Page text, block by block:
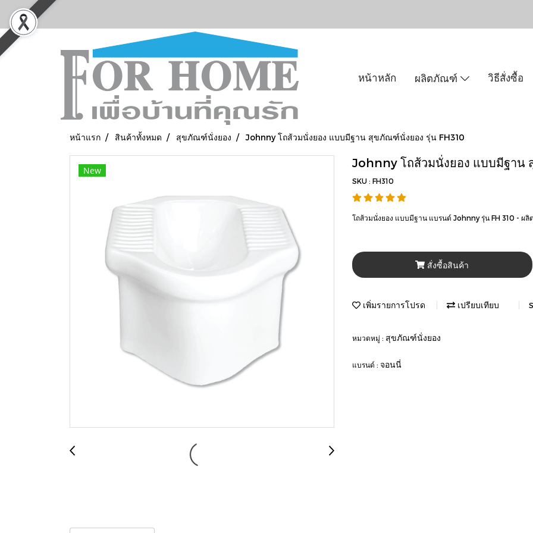
หน้าหลัก ผลิตภัณฑ์ วิธีสั่งซื้อ
หน้าแรก สินค้าทั้งหมด สุขภัณฑ์นั่งยอง Johnny โถส้วมนั่งยอง แบบมีฐาน สุขภัณฑ์นั่งยอง รุ่น FH310
New
Johnny โถส้วมนั่งยอง แบบมีฐาน
SKU : FH310
โถส้วมนั่งยอง แบบมีฐาน แบรนด์ Johnny รุ่น FH 310 - ผ
สั่งซื้อสินค้า
เพิ่มรายการโปรด เปรียบเทียบ
หมวดหมู่ : สุขภัณฑ์นั่งยอง
แบรนด์ : จอนนี่